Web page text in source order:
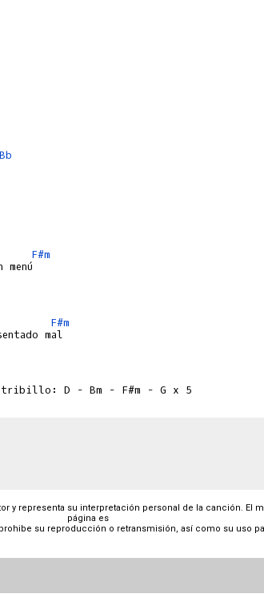
Bb
F#m
F#m
y representa su interpretación personal de la canción. El
página es
su reproducción o retransmisión, así como su uso